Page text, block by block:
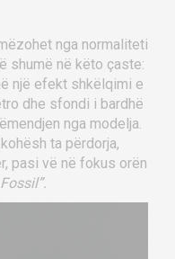
nga normaliteti
shumë në këto çaste:
një efekt shkëlqimi e
dhe sfondi i bardhë
nga modelja.
ta përdorja,
pasi vë në fokus orën
Fossil”.